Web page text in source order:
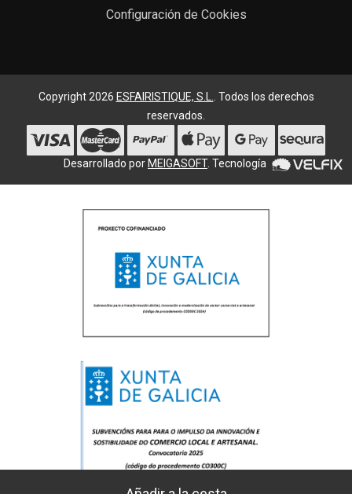
Configuración de Cookies
Copyright 2026 ESFAIRISTIQUE, S.L.. Todos los derechos
reservados.
Desarrollado por MEIGASOFT. Tecnología